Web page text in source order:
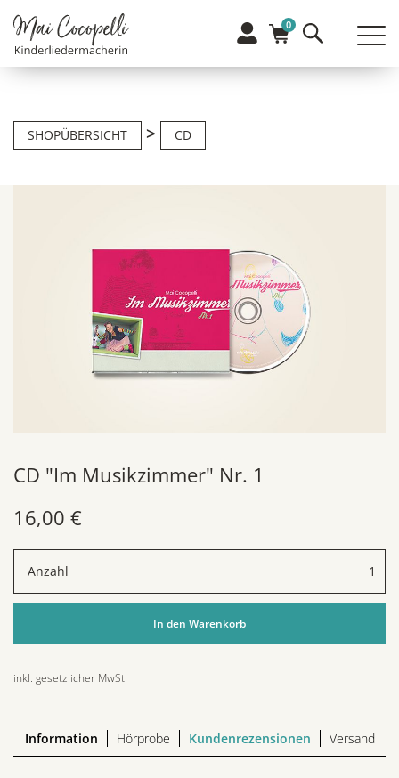
0
SHOPÜBERSICHT > CD
CD "Im Musikzimmer" Nr. 1
16,00 €
Anzahl
inkl. gesetzlicher MwSt.
Information Hörprobe Kundenrezensionen Versand